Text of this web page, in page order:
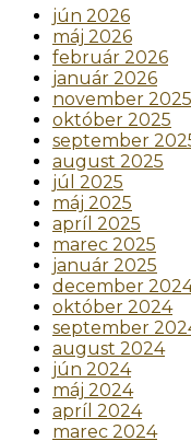
jún 2026
máj 2026
február 2026
január 2026
november 2025
október 2025
september
august 2025
júl 2025
máj 2025
apríl 2025
marec 2025
január 2025
december
október 2024
september
august 2024
jún 2024
máj 2024
apríl 2024
marec 2024